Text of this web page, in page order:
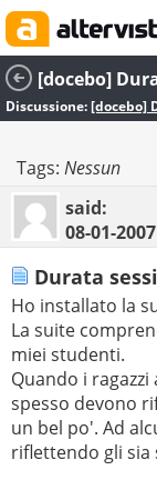
[docebo]
Discussione:[docebo]
Tags: Nessun
said:
08-01-2007
Durata
Ho installato la
La suite
miei studenti.
Quando i
spesso devono
un bel po'. Ad
riflettendo gli sia